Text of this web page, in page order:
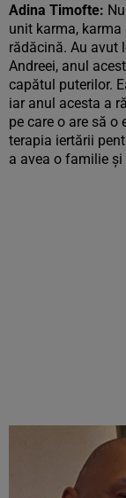
Adina Timofte:
unit karma, karma
rădăcină. Au avut
Andreei, anul
capătul puterilor.
iar anul acesta a
pe care o are să o
terapia iertării
a avea o familie și